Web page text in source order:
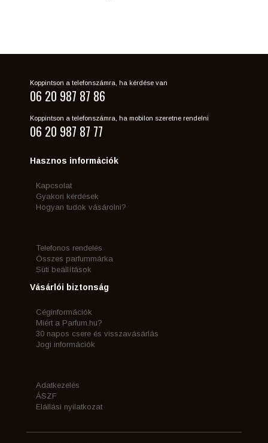
Koppintson a telefonszámra, ha kérdése van
06 20 987 87 86
Koppintson a telefonszámra, ha mobilon szeretne rendelni
06 20 987 87 77
Hasznos információk
Kapcsolat
Gyakori kérdések
Hogyan tudok vásárolni?
Telefonos rendelés
Összes parfummárka
Süti beállítások
Vásárlói biztonság
Céginformációk
Miért a Parfum.hu?
30 napos csere és visszavásárlás
Jogi információk
Adatkezelés
ÁSZF
Elállási nyilatkozat